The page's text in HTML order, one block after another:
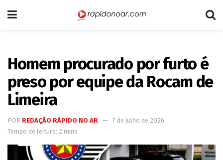
Homem procurado por furto é
preso por equipe da Rocam de
Limeira
POR REDAÇÃO RÁPIDO NO AR
7 de julho de 2026
Tempo de leitura: 2 mins